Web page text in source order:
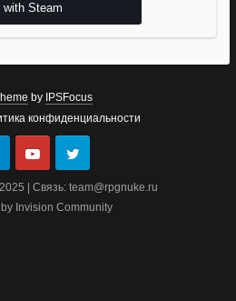
with Steam
by IPSFocus
конфиденциальности
| Связь: team@rpgnuke.ru
Invision Community